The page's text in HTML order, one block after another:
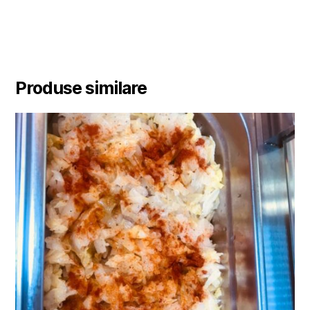
Produse similare